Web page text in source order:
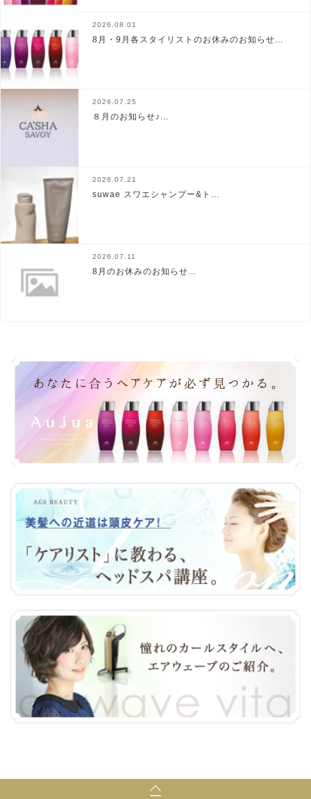
2026.08.01
8月・9月各スタイリストのお休みのお知らせ...
2026.07.25
８月のお知らせ♪...
2026.07.21
suwae スワエシャンプー&ト...
2026.07.11
8月のお休みのお知らせ...